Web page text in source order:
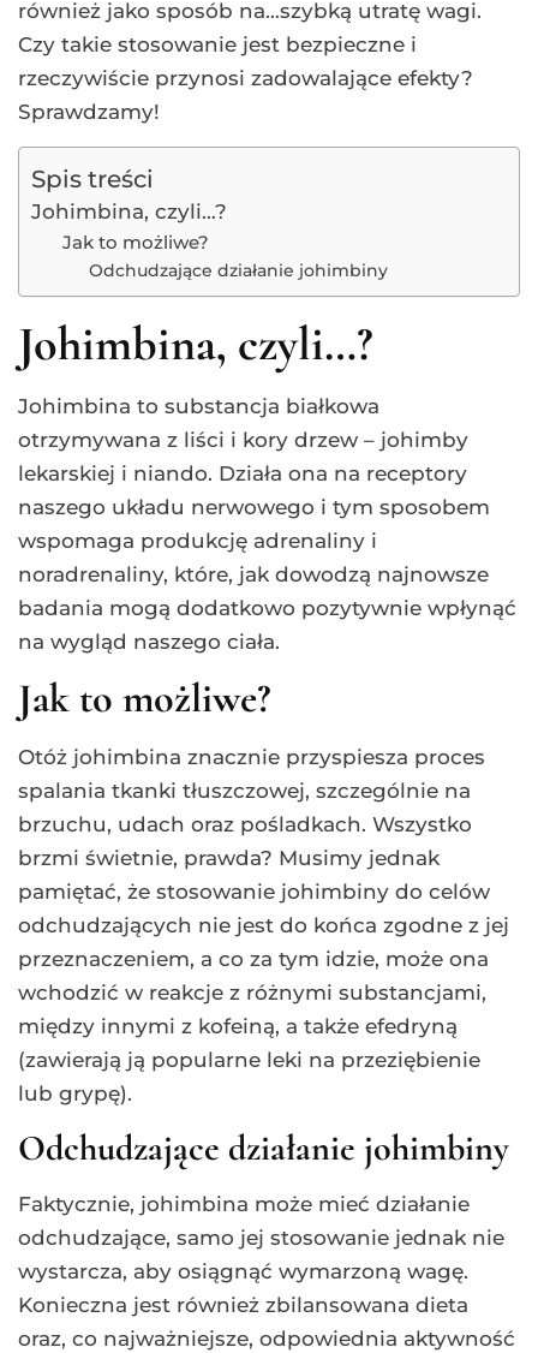
również jako sposób na…szybką utratę wagi.
Czy takie stosowanie jest bezpieczne i
rzeczywiście przynosi zadowalające efekty?
Sprawdzamy!
Spis treści
Johimbina, czyli…?
Jak to możliwe?
Odchudzające działanie johimbiny
Johimbina, czyli…?
Johimbina to substancja białkowa
otrzymywana z liści i kory drzew – johimby
lekarskiej i niando. Działa ona na receptory
naszego układu nerwowego i tym sposobem
wspomaga produkcję adrenaliny i
noradrenaliny, które, jak dowodzą najnowsze
badania mogą dodatkowo pozytywnie wpłynąć
na wygląd naszego ciała.
Jak to możliwe?
Otóż johimbina znacznie przyspiesza proces
spalania tkanki tłuszczowej, szczególnie na
brzuchu, udach oraz pośladkach. Wszystko
brzmi świetnie, prawda? Musimy jednak
pamiętać, że stosowanie johimbiny do celów
odchudzających nie jest do końca zgodne z jej
przeznaczeniem, a co za tym idzie, może ona
wchodzić w reakcje z różnymi substancjami,
między innymi z kofeiną, a także efedryną
(zawierają ją popularne leki na przeziębienie
lub grypę).
Odchudzające działanie johimbiny
Faktycznie, johimbina może mieć działanie
odchudzające, samo jej stosowanie jednak nie
wystarcza, aby osiągnąć wymarzoną wagę.
Konieczna jest również zbilansowana dieta
oraz, co najważniejsze, odpowiednia aktywność